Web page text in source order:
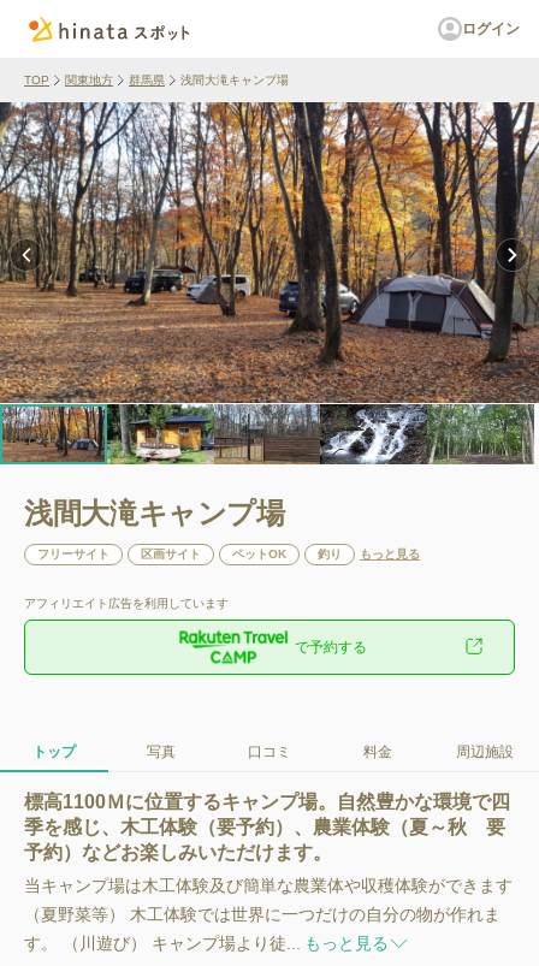
ログイン
TOP 関東地方 群馬県 浅間大滝キャンプ場
浅間大滝キャンプ場
フリーサイト 区画サイト ペットOK 釣り もっと見る
アフィリエイト広告を利用しています
で予約する
トップ 写真 口コミ 料金 周辺施設
標高1100Ｍに位置するキャンプ場。自然豊かな環境で四
季を感じ、木工体験（要予約）、農業体験（夏～秋 要
予約）などお楽しみいただけます。
当キャンプ場は木工体験及び簡単な農業体や収穫体験ができます
（夏野菜等） 木工体験では世界に一つだけの自分の物が作れま
す。 （川遊び） キャンプ場より徒...
もっと見る